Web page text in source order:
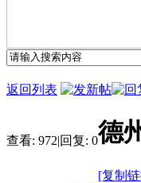
返回列表
查看: 972|回复: 0德
[复制